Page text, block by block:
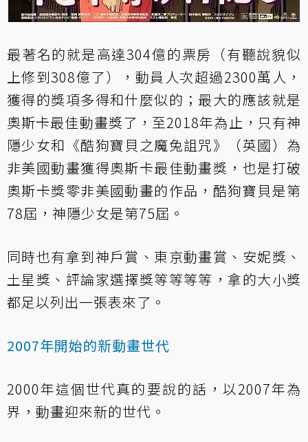
最著名的就是高達304億的票房（有聽說貌似
上修到308億了），動員人次超過2300萬人，
獲得的獎項多得和什麼似的；最大的應該就是
奧斯卡最佳動畫獎了，至2018年為止，只有神
隱少女和《酷狗寶貝之魔兔詛咒》（英國）為
非美國動畫獲得奧斯卡最佳動畫獎，也是打破
奧斯卡獎零非美國動畫的作品，酷狗寶貝是第
78屆，神隱少女是第75屆。
同時也有拿到神戶賞、東京動畫賞、安妮獎、
土星獎、評論家選擇獎等等等等，拿的大小獎
都足以列出一張表來了。
2007年開始的新動畫世代
2000年這個世代真的要說的話，以2007年為
界，動畫迎來新的世代。